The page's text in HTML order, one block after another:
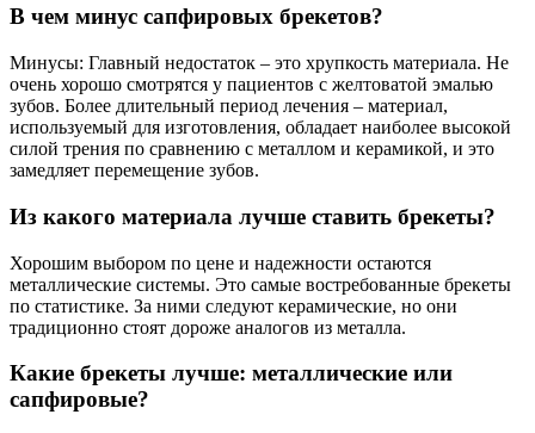
В чем минус сапфировых брекетов?
Минусы: Главный недостаток – это хрупкость материала. Не
очень хорошо смотрятся у пациентов с желтоватой эмалью
зубов. Более длительный период лечения – материал,
используемый для изготовления, обладает наиболее высокой
силой трения по сравнению с металлом и керамикой, и это
замедляет перемещение зубов.
Из какого материала лучше ставить брекеты?
Хорошим выбором по цене и надежности остаются
металлические системы. Это самые востребованные брекеты
по статистике. За ними следуют керамические, но они
традиционно стоят дороже аналогов из металла.
Какие брекеты лучше: металлические или
сапфировые?